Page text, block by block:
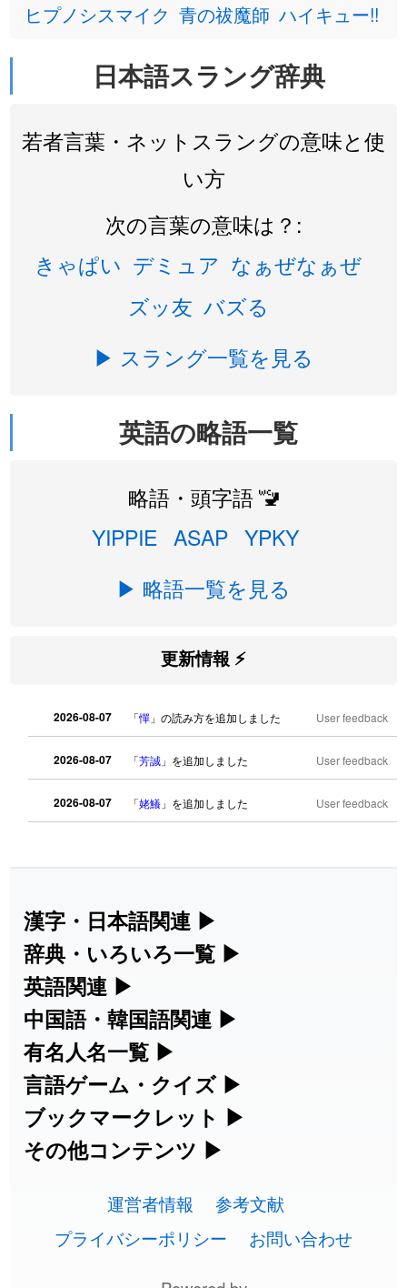
ヒプノシスマイク 青の祓魔師 ハイキュー!!
日本語スラング辞典
若者言葉・ネットスラングの意味と使
い方
次の言葉の意味は？:
きゃぱい デミュア なぁぜなぁぜ
ズッ友 バズる
▶ スラング一覧を見る
英語の略語一覧
略語・頭字語 🚾
YIPPIE ASAP YPKY
▶ 略語一覧を見る
更新情報 ⚡
2026-08-07 「憚 」の読み方を追加しました User feedback
2026-08-07 「芳誠 」を追加しました User feedback
2026-08-07 「姥鱶 」を追加しました User feedback
2026-08-06 「 」のイメージを追加しました
2026-08-06 「 元旦」のイメージを追加しました
2026-08-06 「
2026-08-06
2026-08-06 胆石」のイメージを追加しました
2026-08-06 「下取」のイメージを追加しました
2026-08-06 「無性 」のイメージを追加しました
2026-08-06 「黃」のイメージを追加しました
2026-08-06 「 」のイメージを追加しました User feedback
漢字・日本語関連 ▶
漢字の読み方検索、手書き入力、書き順
練習など、日本語学習に役立つツールを
集めています。
人名漢字辞典 - 読み方検索
手書き漢字入力
漢字の書き方・書き順 書き取り練習
ひらがなの書き方・書き順
辞典・いろいろ一覧 ▶
部首・画数別の漢字一覧、熟語辞典、地
名・駅名検索など、各種リファレンスツ
ールです。
部首画数別漢字一覧
常用漢字一覧
画数別なまえ漢字一覧
英語関連 ▶
カタカナ語・略語の意味検索、発音記
号、リスニング練習など英語学習ツール
です。
カタカナ語の意味・発音・類語辞典
英語の発音記号一覧
英単語リスニングテスト
中国語・韓国語関連 ▶
中国語のピンイン変換、韓国語の手書き
入力など、アジア言語学習ツールです。
手書き中国語入力 変換ツール
韓国語手書き入力
外国語翻訳ツール
有名人名一覧 ▶
海外セレブやスポーツ選手の名前の読み
方・発音を確認できます。
海外有名人の苗字・名前一覧と発音
プレミアリーグ選手名一覧
言語ゲーム・クイズ ▶
四字熟語パズルや漢字クイズなど、楽し
みながら学べるゲームです。
有名人名前読みクイズ（毎日更新）
ブックマークレット ▶
ブラウザに登録して、どのサイトからで
す。
漢字読み方検索ブックマークレット
その他コンテンツ ▶
その他の便利ツールです。
絵文字の意味と使い方
運営者情報
参考文献
プライバシーポリシー
お問い合わせ